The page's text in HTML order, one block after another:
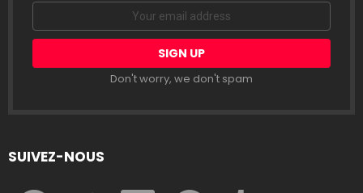
Email
Don't worry, we don't spam
SUIVEZ-NOUS